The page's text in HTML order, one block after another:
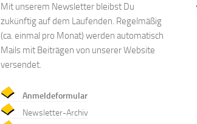
Mit unserem Newsletter bleibst Du
zukünftig auf dem Laufenden. Regelmäßig
(ca. einmal pro Monat) werden automatisch
Mails mit Beiträgen von unserer Website
versendet.
Anmeldeformular
Newsletter-Archiv